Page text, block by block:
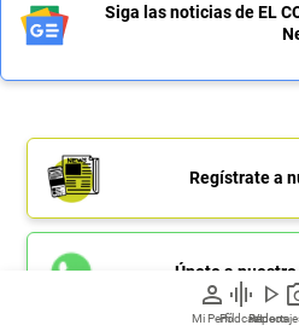
person
Mi Perfil
graphic_eq
Pódcast
play_arrow
Videos
Siga las noticias de EL
Regístrate a
Únete a